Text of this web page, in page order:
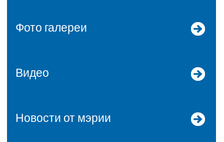
Фото галереи
Видео
Новости от мэрии